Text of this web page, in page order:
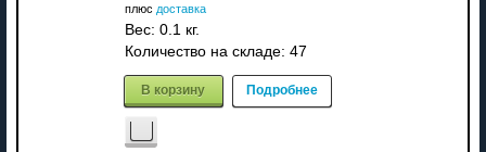
плюс доставка
Вес: 0.1 кг.
Количество на складе: 47
В корзину Подробнее